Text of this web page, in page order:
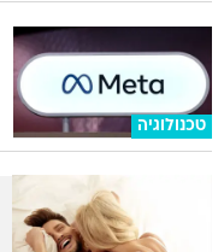
טכנולוגיה